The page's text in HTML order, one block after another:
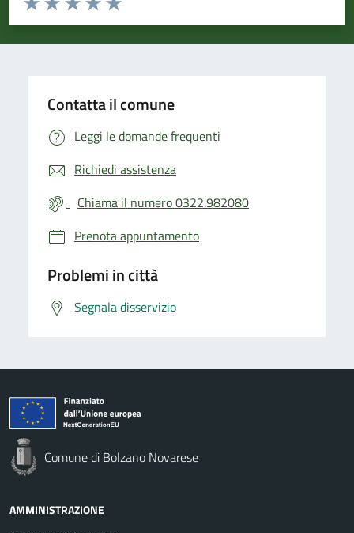
Valuta 5 stelle su 5
Valuta 4 stelle su 5
Valuta 3 stelle su 5
Valuta 2 stelle su 5
Valuta 1 stelle su 5
Contatta il comune
Leggi le domande frequenti
Richiedi assistenza
Chiama il numero 0322.982080
Prenota appuntamento
Problemi in città
Segnala disservizio
Comune di Bolzano Novarese
AMMINISTRAZIONE